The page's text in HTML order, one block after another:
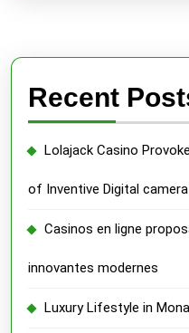
Recent
Lolajack Casino
of Inventive Digital
Casinos en ligne
innovantes modernes
Luxury Lifestyle in